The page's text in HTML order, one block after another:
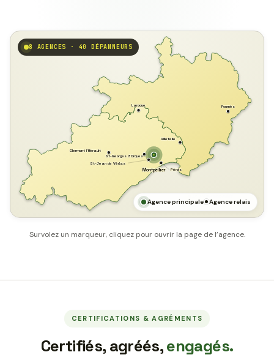
Montpellier Pérols
Laroque Fournès
Villetelle
St-Georges d'Orques
Clermont l'Hérault
St-Jean de Védas
8 AGENCES · 40 DÉPANNEURS
Agence principale Agence relais
Survolez un marqueur, cliquez pour ouvrir la page de l’agence.
CERTIFICATIONS & AGRÉMENTS
Certifiés, agréés,engagés.